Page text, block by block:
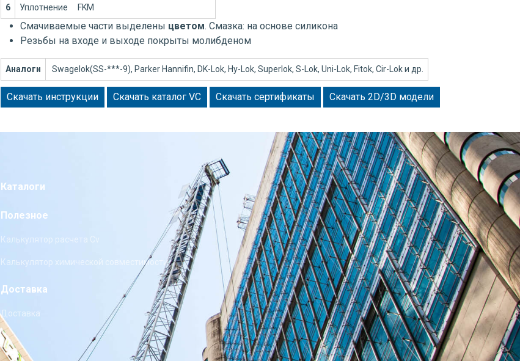
6 Уплотнение FKM
Смачиваемые части выделены цветом. Смазка: на основе силикона
Резьбы на входе и выходе покрыты молибденом
Аналоги Swagelok(SS-***-9), Parker Hannifin, DK-Lok, Hy-Lok, Superlok, S-Lok, Uni-Lok, Fitok, Cir-Lok и др.
Скачать инструкции Скачать каталог VC Скачать сертификаты Скачать 2D/3D модели
Каталоги
Полезное
Калькулятор расчета Cv
Калькулятор химической совместимости
Доставка
Доставка